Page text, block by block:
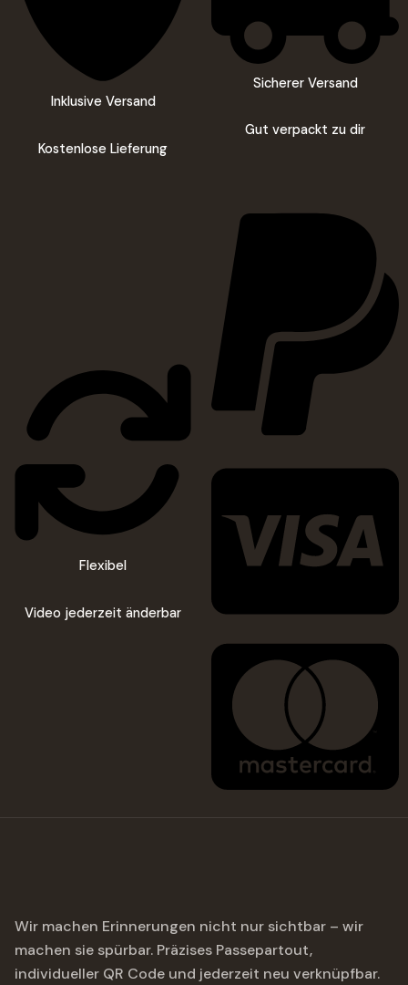
Inklusive Versand
Kostenlose Lieferung
Sicherer Versand
Gut verpackt zu dir
Flexibel
Video jederzeit änderbar
Wir machen Erinnerungen nicht nur sichtbar – wir
machen sie spürbar. Präzises Passepartout,
individueller QR Code und jederzeit neu verknüpfbar.